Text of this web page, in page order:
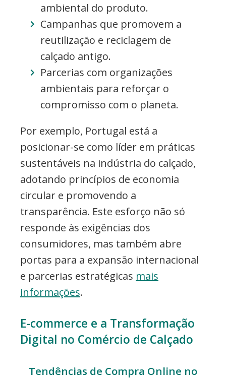
ambiental do produto.
Campanhas que promovem a
reutilização e reciclagem de
calçado antigo.
Parcerias com organizações
ambientais para reforçar o
compromisso com o planeta.
Por exemplo, Portugal está a
posicionar-se como líder em práticas
sustentáveis na indústria do calçado,
adotando princípios de economia
circular e promovendo a
transparência. Este esforço não só
responde às exigências dos
consumidores, mas também abre
portas para a expansão internacional
e parcerias estratégicas mais
informações.
E-commerce e a Transformação
Digital no Comércio de Calçado
Tendências de Compra Online no